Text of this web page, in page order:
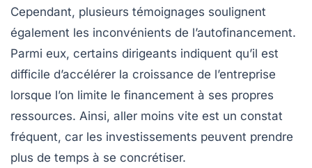
Cependant, plusieurs témoignages soulignent
également les inconvénients de l’autofinancement.
Parmi eux, certains dirigeants indiquent qu’il est
difficile d’accélérer la croissance de l’entreprise
lorsque l’on limite le financement à ses propres
ressources. Ainsi, aller moins vite est un constat
fréquent, car les investissements peuvent prendre
plus de temps à se concrétiser.